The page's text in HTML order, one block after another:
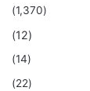
(1,370)
(12)
(14)
(22)